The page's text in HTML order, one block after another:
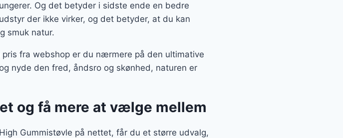
Og det betyder i sidste ende en bedre
der ikke virker, og det betyder, at du kan
smuk natur.
fra webshop er du nærmere på den ultimative
nyde den fred, åndsro og skønhed, naturen er
og få mere at vælge mellem
Gummistøvle på nettet, får du et større udvalg,